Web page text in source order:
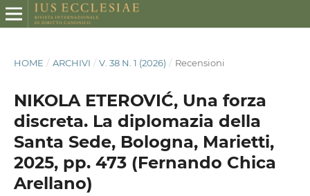
HOME / ARCHIVI / V. 38 N. 1 (2026) / Recensioni
NIKOLA ETEROVIĆ, Una forza
discreta. La diplomazia della
Santa Sede, Bologna, Marietti,
2025, pp. 473 (Fernando Chica
Arellano)